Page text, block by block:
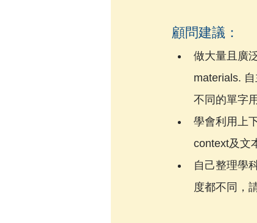
顧問建議：
做大量且廣
materials.
不同的單字
學會利用上
context及文
自己整理學
度都不同，